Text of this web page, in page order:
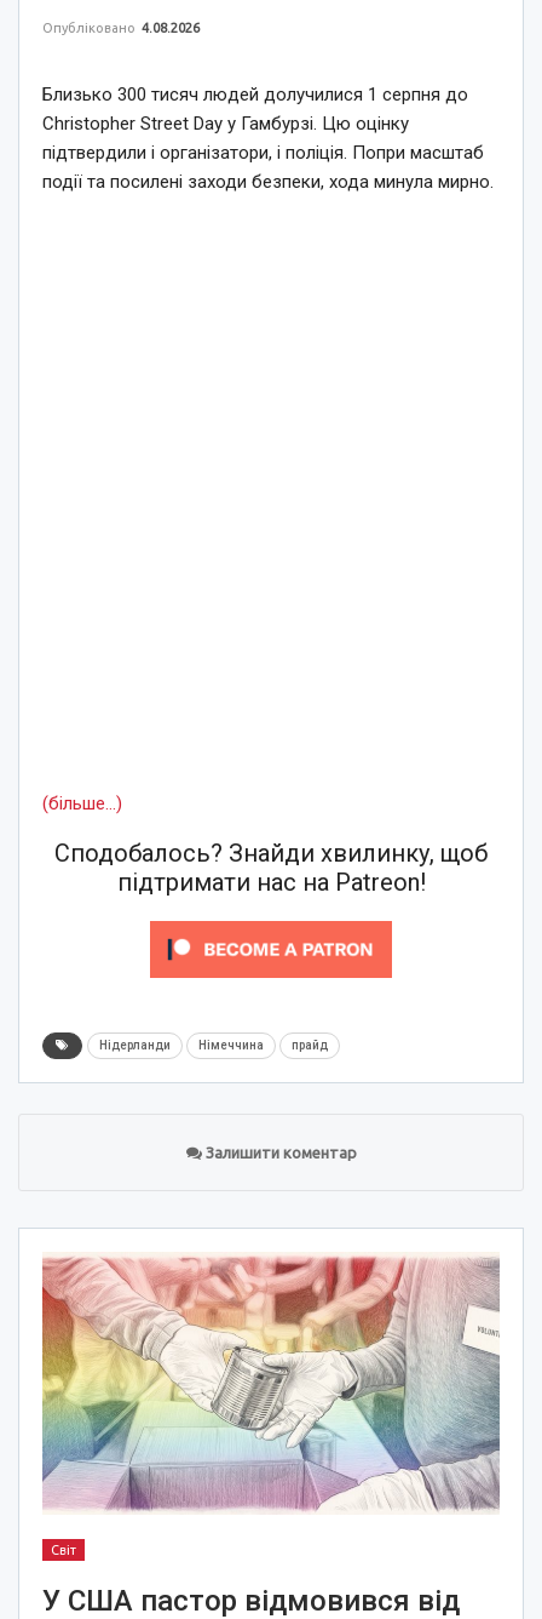
Опубліковано 4.08.2026
Близько 300 тисяч людей долучилися 1 серпня до
Christopher Street Day у Гамбурзі. Цю оцінку
підтвердили і організатори, і поліція. Попри масштаб
події та посилені заходи безпеки, хода минула мирно.
(більше…)
Сподобалось? Знайди хвилинку, щоб
підтримати нас на Patreon!
Нідерланди Німеччина прайд
Залишити коментар
Світ
У США пастор відмовився від